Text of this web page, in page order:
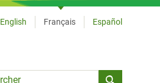
Language
English Français Español